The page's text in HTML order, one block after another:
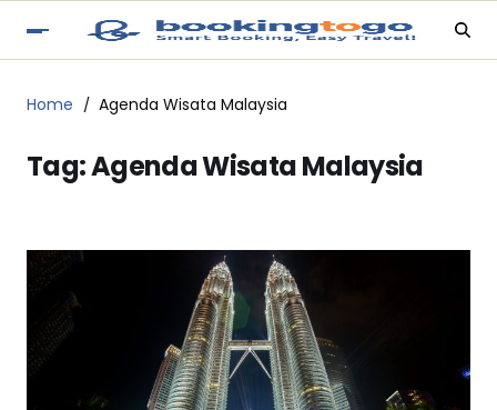
Home Agenda Wisata Malaysia
Tag:Agenda Wisata Malaysia